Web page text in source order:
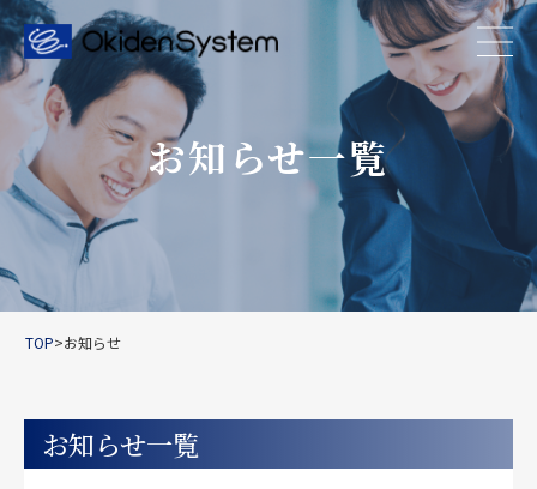
お知らせ一覧
TOP>お知らせ
お知らせ一覧